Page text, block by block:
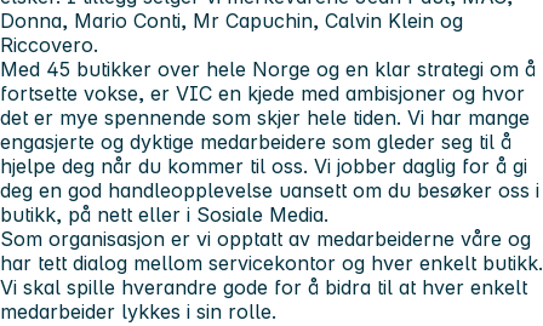
Donna, Mario Conti, Mr Capuchin, Calvin Klein og
Riccovero.
Med 45 butikker over hele Norge og en klar strategi om å
fortsette vokse, er VIC en kjede med ambisjoner og hvor
det er mye spennende som skjer hele tiden. Vi har mange
engasjerte og dyktige medarbeidere som gleder seg til å
hjelpe deg når du kommer til oss. Vi jobber daglig for å gi
deg en god handleopplevelse uansett om du besøker oss i
butikk, på nett eller i Sosiale Media.
Som organisasjon er vi opptatt av medarbeiderne våre og
har tett dialog mellom servicekontor og hver enkelt butikk.
Vi skal spille hverandre gode for å bidra til at hver enkelt
medarbeider lykkes i sin rolle.